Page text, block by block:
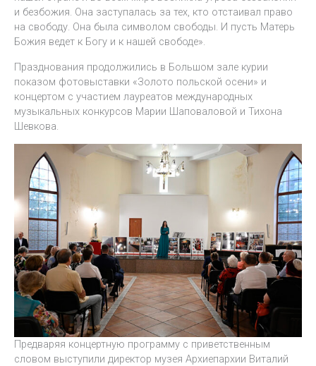
и безбожия. Она заступалась за тех, кто отстаивал право
на свободу. Она была символом свободы. И пусть Матерь
Божия ведет к Богу и к нашей свободе».
Празднования продолжились в Большом зале курии
показом фотовыставки «Золото польской осени» и
концертом с участием лауреатов международных
музыкальных конкурсов Марии Шаповаловой и Тихона
Шевкова.
Предваряя концертную программу с приветственным
словом выступили директор музея Архиепархии Виталий